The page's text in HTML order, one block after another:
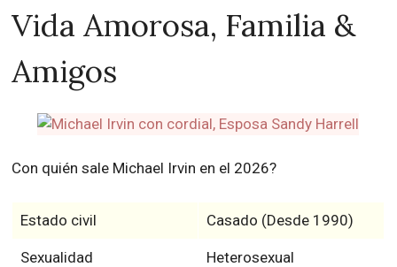
Vida Amorosa, Familia &
Amigos
Con quién sale Michael Irvin en el 2026?
Estado civil Casado (Desde 1990)
Sexualidad Heterosexual